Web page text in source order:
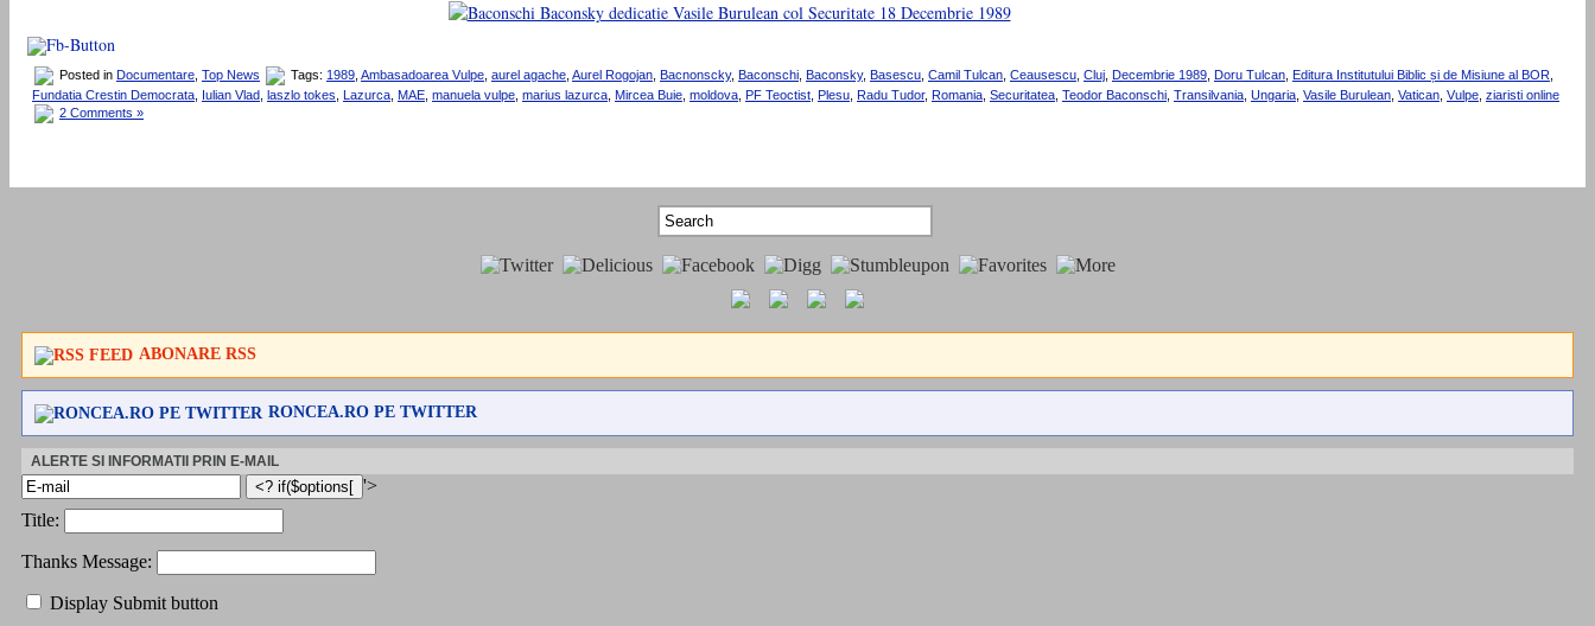
Posted in Documentare Top News Tags: 1989 Ambasadoarea Vulpe aurel agache Aurel Rogojan Bacnonscky, Baconschi Baconsky, Basescu Camil Tulcan Ceausescu Cluj Decembrie 1989 Doru Tulcan Editura Institutului Biblic și de Misiune al BOR
Fundatia Crestin Democrata
Iulian Vlad laszlo tokes Lazurca MAE manuela vulpe marius lazurca Mircea Buie moldova PF Teoctist Plesu Radu Tudor, Romania Securitatea Teodor Baconschi Transilvania Ungaria Vasile Burulean Vatican Vulpe ziaristi online
2 Comments »
ABONARE RSS
RONCEA.RO PE TWITTER
ALERTE SI INFORMATII PRIN E-MAIL
'>
Title:
Thanks Message:
Display Submit button